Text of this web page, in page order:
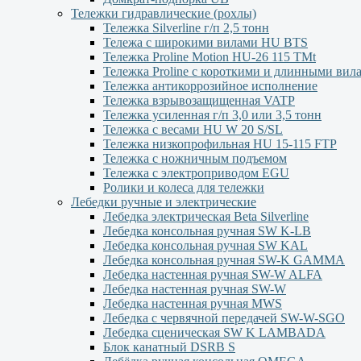
Тележки гидравлические (рохлы)
Тележка Silverline г/п 2,5 тонн
Тележа с широкими вилами HU BTS
Тележка Proline Motion HU-26 115 TMt
Тележка Proline с короткими и длинными
Тележка антикоррозийное исполнение
Тележка взрывозащищенная VATP
Тележка усиленная г/п 3,0 или 3,5 тонн
Тележка с весами HU W 20 S/SL
Тележка низкопрофильная HU 15-115 FTP
Тележка с ножничным подъемом
Тележка с электроприводом EGU
Ролики и колеса для тележки
Лебедки ручные и электрические
Лебедка электрическая Beta Silverline
Лебедка консольная ручная SW K-LB
Лебедка консольная ручная SW KAL
Лебедка консольная ручная SW-K GAMMA
Лебедка настенная ручная SW-W ALFA
Лебедка настенная ручная SW-W
Лебедка настенная ручная MWS
Лебедка с червячной передачей SW-W-SGO
Лебедка сценическая SW K LAMBADA
Блок канатный DSRB S